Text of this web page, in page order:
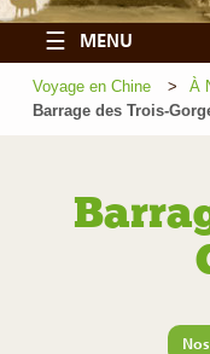
☰ MENU
Voyage en Chine
À
Barrage des Trois-